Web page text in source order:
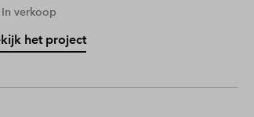
In verkoop
het project